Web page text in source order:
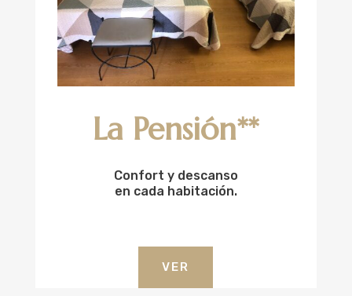
La Pensión**
Confort y descanso
en cada habitación.
VER